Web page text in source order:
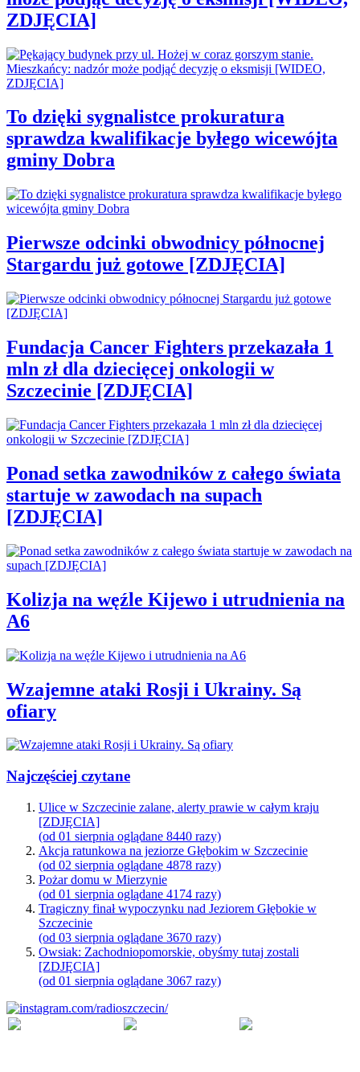
ZDJĘCIA]
To dzięki sygnalistce prokuratura
sprawdza kwalifikacje byłego wicewójta
gminy Dobra
Pierwsze odcinki obwodnicy północnej
Stargardu już gotowe [ZDJĘCIA]
Fundacja Cancer Fighters przekazała 1
mln zł dla dziecięcej onkologii w
Szczecinie [ZDJĘCIA]
Ponad setka zawodników z całego świata
startuje w zawodach na supach
[ZDJĘCIA]
Kolizja na węźle Kijewo i utrudnienia na
A6
Wzajemne ataki Rosji i Ukrainy. Są
ofiary
Najczęściej czytane
Ulice w Szczecinie zalane, alerty prawie w całym kraju
[ZDJĘCIA]
(od 01 sierpnia oglądane 8440 razy)
Akcja ratunkowa na jeziorze Głębokim w Szczecinie
(od 02 sierpnia oglądane 4878 razy)
Pożar domu w Mierzynie
(od 01 sierpnia oglądane 4174 razy)
Tragiczny finał wypoczynku nad Jeziorem Głębokie w
Szczecinie
(od 03 sierpnia oglądane 3670 razy)
Owsiak: Zachodniopomorskie, obyśmy tutaj zostali
[ZDJĘCIA]
(od 01 sierpnia oglądane 3067 razy)